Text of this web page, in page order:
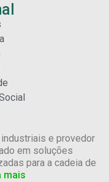
e provedor
em soluções
para a cadeia de
mais